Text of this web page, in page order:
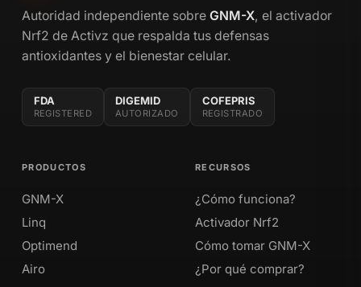
Autoridad independiente sobre GNM-X, el activador
Nrf2 de Activz que respalda tus defensas
antioxidantes y el bienestar celular.
FDA
REGISTERED
DIGEMID
AUTORIZADO
COFEPRIS
REGISTRADO
PRODUCTOS
GNM-X
Linq
Optimend
Airo
RECURSOS
¿Cómo funciona?
Activador Nrf2
Cómo tomar GNM-X
¿Por qué comprar?